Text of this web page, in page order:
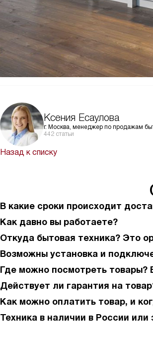
Ксения Есаулова
г. Москва, менеджер по продажам
442 статьи
Назад к списку
В какие сроки происходит
Как давно вы работаете?
Откуда бытовая техника? Это
Возможны установка и
Где можно посмотреть товары?
Действует ли гарантия на
Как можно оплатить товар, и
Техника в наличии в России или